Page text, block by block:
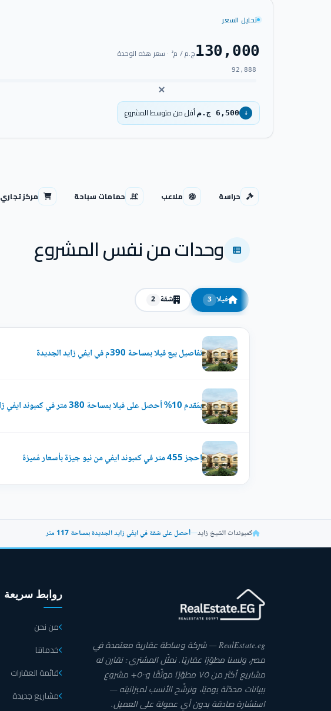
تحليل السعر
130,000ج.م / م² · سعر هذه الوحدة
92,888
↓ 6,500 ج.م أقل من متوسط المشروع
حراسة ملاعب حمامات سباحة مركز تجاري
وحدات من نفس المشروع
فيلا 3 شقة 2
تفاصيل بيع فيلا بمساحة 390م في ايفي زايد الجديدة
بمُقدم 10% أحصل على فيلا بمساحة 380 متر في كمبوند ايفي زايد
إحجز 455 متر في كمبوند ايفي من نيو جيزة بأسعار مُميزة
كمبوندات الشيخ زايد—أحصل على شقة في ايفي زايد الجديدة بمساحة 117 متر
RealEstate.eg — شركة وساطة عقارية معتمدة في
مصر، ولسنا مطوّرًا عقاريًا. نمثّل المشتري: نقارن له
مشاريع أكثر من ٧٥ مطوّرًا موثّقًا و٥٠٠+ مشروع
ببيانات محدّثة يوميًا، ونرشّح الأنسب لميزانيته —
استشارة صادقة بدون أي عمولة على العميل.
روابط سريعة
من نحن
خدماتنا
قائمة العقارات
مشاريع جديدة